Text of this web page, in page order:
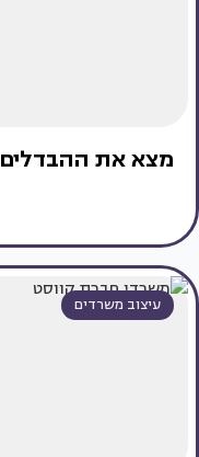
מצא את ההבדלים
עיצוב משרדים